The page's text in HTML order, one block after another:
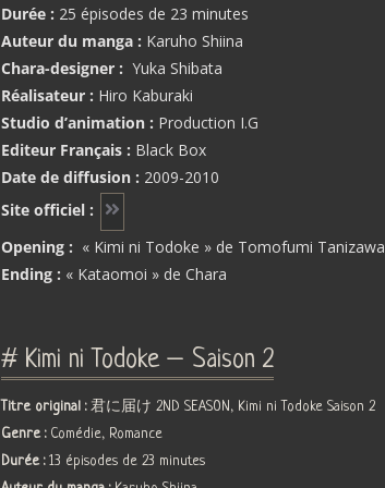
Durée : 25 épisodes de 23 minutes
Auteur du manga : Karuho Shiina
Chara-designer : Yuka Shibata
Réalisateur : Hiro Kaburaki
Studio d’animation : Production I.G
Editeur Français : Black Box
Date de diffusion : 2009-2010
Site officiel :
Opening : « Kimi ni Todoke » de Tomofumi Tanizawa
Ending : « Kataomoi » de Chara
# Kimi ni Todoke – Saison 2
Titre original :君に届け 2ND SEASON, Kimi ni Todoke Saison 2
Genre : Comédie, Romance
Durée :13 épisodes de 23 minutes